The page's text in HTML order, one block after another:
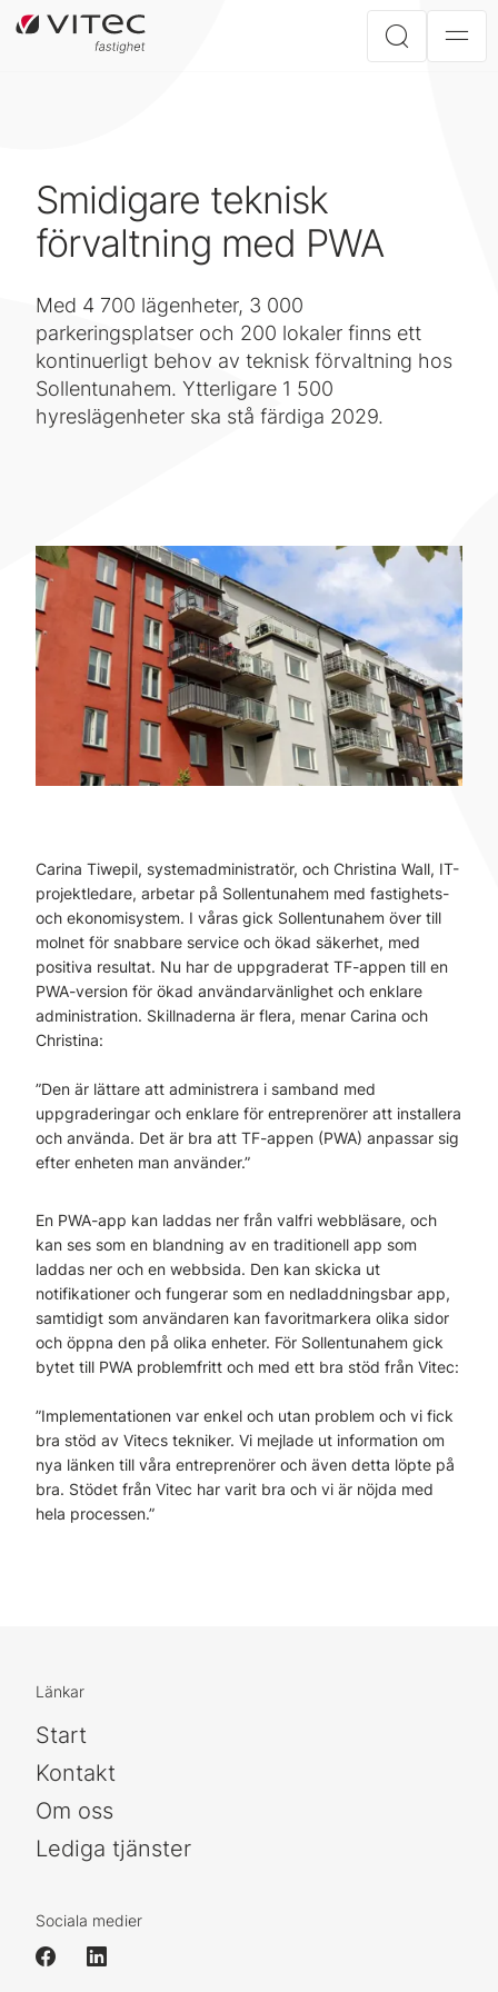
Smidigare teknisk
förvaltning med PWA
Med 4 700 lägenheter, 3 000
parkeringsplatser och 200 lokaler finns ett
kontinuerligt behov av teknisk förvaltning hos
Sollentunahem. Ytterligare 1 500
hyreslägenheter ska stå färdiga 2029.
Carina Tiwepil, systemadministratör, och Christina Wall, IT-
projektledare, arbetar på Sollentunahem med fastighets-
och ekonomisystem. I våras gick Sollentunahem över till
molnet för snabbare service och ökad säkerhet, med
positiva resultat. Nu har de uppgraderat TF-appen till en
PWA-version för ökad användarvänlighet och enklare
administration. Skillnaderna är flera, menar Carina och
Christina:
”Den är lättare att administrera i samband med
uppgraderingar och enklare för entreprenörer att installera
och använda. Det är bra att TF-appen (PWA) anpassar sig
efter enheten man använder.”
En PWA-app kan laddas ner från valfri webbläsare, och
kan ses som en blandning av en traditionell app som
laddas ner och en webbsida. Den kan skicka ut
notifikationer och fungerar som en nedladdningsbar app,
samtidigt som användaren kan favoritmarkera olika sidor
och öppna den på olika enheter. För Sollentunahem gick
bytet till PWA problemfritt och med ett bra stöd från Vitec:
”Implementationen var enkel och utan problem och vi fick
bra stöd av Vitecs tekniker. Vi mejlade ut information om
nya länken till våra entreprenörer och även detta löpte på
bra. Stödet från Vitec har varit bra och vi är nöjda med
hela processen.”
Länkar
Start
Kontakt
Om oss
Lediga tjänster
Sociala medier